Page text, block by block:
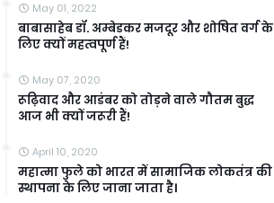
May 01, 2022
बाबासाहेब डॉ. अम्बेडकर मजदूर और शोषित वर्ग के
लिए क्यों महत्वपूर्ण हैं!
May 07, 2020
रूढ़िवाद और आडंबर को तोड़ने वाले गौतम बुद्ध
आज भी क्यों जरूरी हैं!
April 10, 2020
महात्मा फुले को भारत में सामाजिक लोकतंत्र की
स्थापना के लिए जाना जाता है।